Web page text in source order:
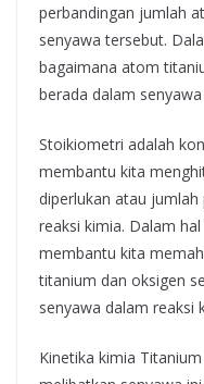
perbandingan jumlah
senyawa tersebut.
bagaimana atom
berada dalam senyawa
Stoikiometri adalah
membantu kita
diperlukan atau
reaksi kimia. Dalam
membantu kita
titanium dan oksigen
senyawa dalam reaksi
Kinetika kimia